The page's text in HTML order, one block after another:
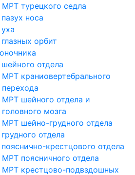
МРТ турецкого седла
носа
орбит
отдела
МРТ краниовертебрального
перехода
МРТ шейного отдела и
головного мозга
МРТ шейно-грудного отдела
отдела
крестцового отдела
МРТ поясничного отдела
МРТ крестцово-подвздошных